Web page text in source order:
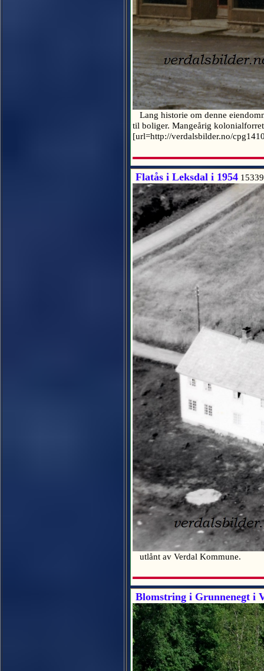
Lang historie om denne
til boliger. Mangeårig
[url=http://verdalsbilder.no/
Flatås i Leksdal i 1954
utlånt av Verdal Kommune.
Blomstring i Grunnenegt i